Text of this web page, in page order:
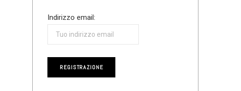
Indirizzo email: